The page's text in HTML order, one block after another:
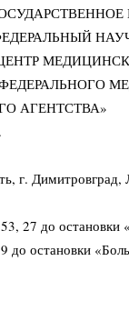
АГЕНТСТВА»
г. Димитровград,
27 до остановки
до остановки